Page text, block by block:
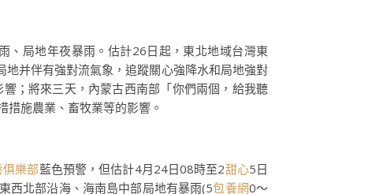
、局地年夜暴雨。估計26日起，東北地域台灣東
并伴有強對流氣象，追蹤關心強降水和局地強對
響；將來三天，內蒙古西南部「你們兩個，給我聽
措施農業、畜牧業等的影響。
樂部藍色預警，但估計4月24日08時至2甜心5日
西北部沿海、海南島中部局地有暴雨(5包養網0～